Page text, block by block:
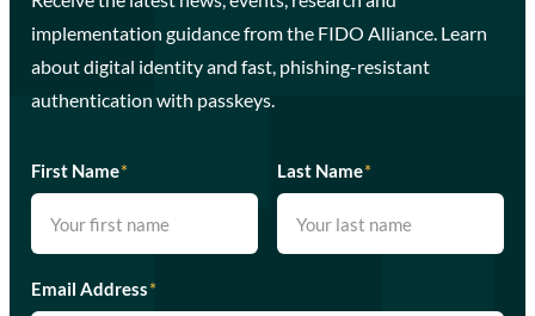
implementation guidance from the FIDO Alliance. Learn
about digital identity and fast, phishing-resistant
authentication with passkeys.
First Name* Last Name*
Email Address*